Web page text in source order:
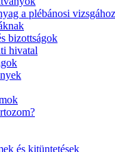
a plébánosi vizsgához
bizottságok
hivatal
és kitüntetések